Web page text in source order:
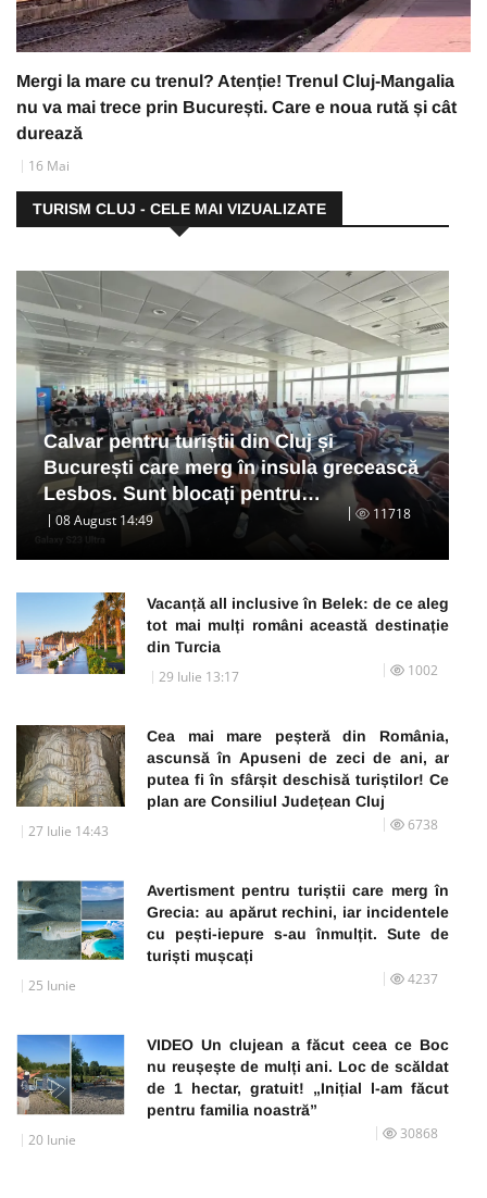
Mergi la mare cu trenul? Atenție! Trenul Cluj-Mangalia
nu va mai trece prin București. Care e noua rută și cât
durează
16 Mai
TURISM CLUJ - CELE MAI VIZUALIZATE
Calvar pentru turiștii din Cluj și
București care merg în insula grecească
Lesbos. Sunt blocați pentru…
08 August 14:49 11718
Vacanță all inclusive în Belek: de ce aleg
tot mai mulți români această destinație
din Turcia
29 Iulie 13:17 1002
Cea mai mare peșteră din România,
ascunsă în Apuseni de zeci de ani, ar
putea fi în sfârșit deschisă turiștilor! Ce
plan are Consiliul Județean Cluj
27 Iulie 14:43 6738
Avertisment pentru turiștii care merg în
Grecia: au apărut rechini, iar incidentele
cu pești-iepure s-au înmulțit. Sute de
turiști mușcați
25 Iunie 4237
VIDEO Un clujean a făcut ceea ce Boc
nu reușește de mulți ani. Loc de scăldat
de 1 hectar, gratuit! „Inițial l-am făcut
pentru familia noastră”
20 Iunie 30868